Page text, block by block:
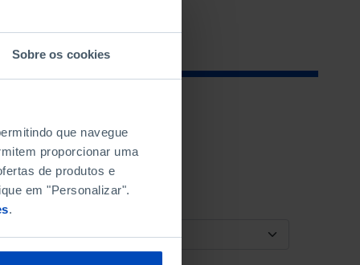
Sobre os cookies
que navegue
proporcionar uma
de produtos e
em "Personalizar".
.
ORDENAR POR